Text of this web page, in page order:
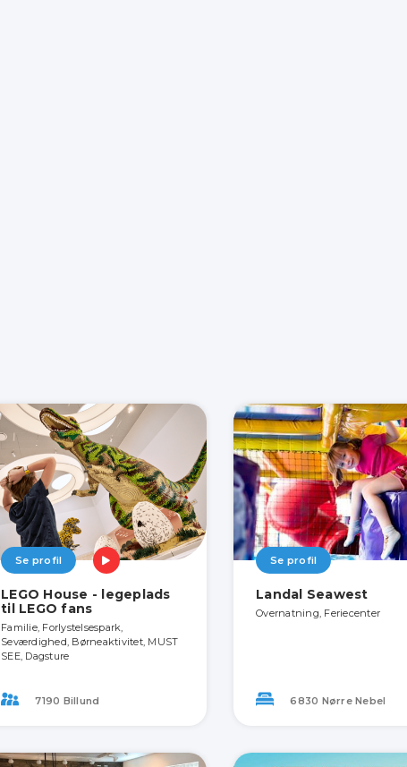
Se profil
LEGO House - legeplads
til LEGO fans
Familie, Forlystelsespark,
Seværdighed, Børneaktivitet, MUST
SEE, Dagsture
7190 Billund
Se profil
Landal Seawest
Overnatning, Feriecenter
6830 Nørre Nebel